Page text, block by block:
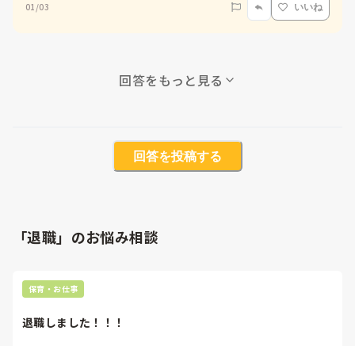
01/03 いいね
回答をもっと見る
回答を投稿する
「退職」のお悩み相談
保育・お仕事
退職しました！！！